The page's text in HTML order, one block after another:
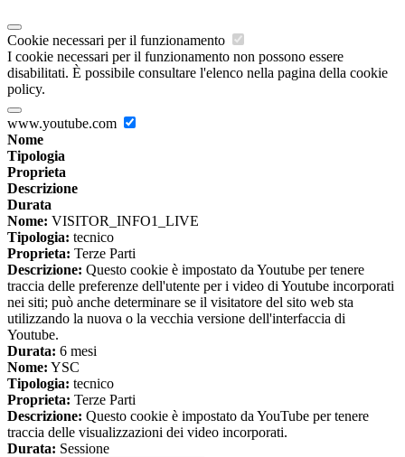
Cookie necessari per il funzionamento
I cookie necessari per il funzionamento non possono essere
disabilitati. È possibile consultare l'elenco nella pagina della cookie
policy.
www.youtube.com
Nome
Tipologia
Proprieta
Descrizione
Durata
Nome: VISITOR_INFO1_LIVE
Tipologia: tecnico
Proprieta: Terze Parti
Descrizione: Questo cookie è impostato da Youtube per tenere
traccia delle preferenze dell'utente per i video di Youtube incorporati
nei siti; può anche determinare se il visitatore del sito web sta
utilizzando la nuova o la vecchia versione dell'interfaccia di
Youtube.
Durata: 6 mesi
Nome: YSC
Tipologia: tecnico
Proprieta: Terze Parti
Descrizione: Questo cookie è impostato da YouTube per tenere
traccia delle visualizzazioni dei video incorporati.
Durata: Sessione